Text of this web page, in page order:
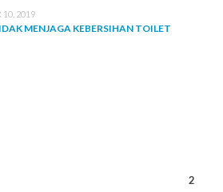
10, 2019
MENJAGA KEBERSIHAN TOILET
2